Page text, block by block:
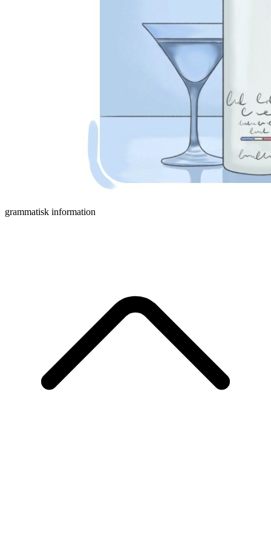
grammatisk information